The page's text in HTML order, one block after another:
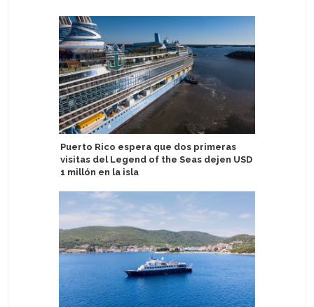
Puerto Rico espera que dos primeras
visitas del Legend of the Seas dejen USD
1 millón en la isla